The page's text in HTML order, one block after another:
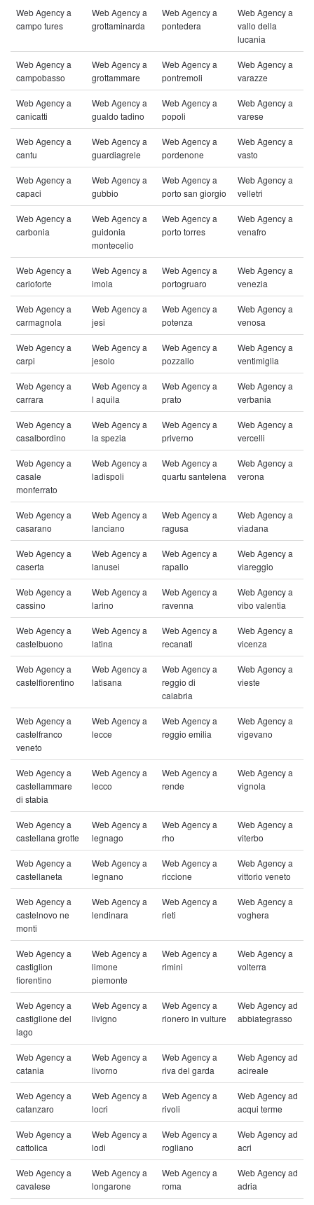
Web Agency a
campo tures
Web Agency a
grottaminarda
Web Agency a
pontedera
Web Agency a
vallo della
lucania
Web Agency a
campobasso
Web Agency a
grottammare
Web Agency a
pontremoli
Web Agency a
varazze
Web Agency a
canicatti
Web Agency a
gualdo tadino
Web Agency a
popoli
Web Agency a
varese
Web Agency a
cantu
Web Agency a
guardiagrele
Web Agency a
pordenone
Web Agency a
vasto
Web Agency a
capaci
Web Agency a
gubbio
Web Agency a
porto san giorgio
Web Agency a
velletri
Web Agency a
carbonia
Web Agency a
guidonia
montecelio
Web Agency a
porto torres
Web Agency a
venafro
Web Agency a
carloforte
Web Agency a
imola
Web Agency a
portogruaro
Web Agency a
venezia
Web Agency a
carmagnola
Web Agency a
jesi
Web Agency a
potenza
Web Agency a
venosa
Web Agency a
carpi
Web Agency a
jesolo
Web Agency a
pozzallo
Web Agency a
ventimiglia
Web Agency a
carrara
Web Agency a
l aquila
Web Agency a
prato
Web Agency a
verbania
Web Agency a
casalbordino
Web Agency a
la spezia
Web Agency a
priverno
Web Agency a
vercelli
Web Agency a
casale
monferrato
Web Agency a
ladispoli
Web Agency a
quartu santelena
Web Agency a
verona
Web Agency a
casarano
Web Agency a
lanciano
Web Agency a
ragusa
Web Agency a
viadana
Web Agency a
caserta
Web Agency a
lanusei
Web Agency a
rapallo
Web Agency a
viareggio
Web Agency a
cassino
Web Agency a
larino
Web Agency a
ravenna
Web Agency a
vibo valentia
Web Agency a
castelbuono
Web Agency a
latina
Web Agency a
recanati
Web Agency a
vicenza
Web Agency a
castelfiorentino
Web Agency a
latisana
Web Agency a
reggio di
calabria
Web Agency a
vieste
Web Agency a
castelfranco
veneto
Web Agency a
lecce
Web Agency a
reggio emilia
Web Agency a
vigevano
Web Agency a
castellammare
di stabia
Web Agency a
lecco
Web Agency a
rende
Web Agency a
vignola
Web Agency a
castellana grotte
Web Agency a
legnago
Web Agency a
rho
Web Agency a
viterbo
Web Agency a
castellaneta
Web Agency a
legnano
Web Agency a
riccione
Web Agency a
vittorio veneto
Web Agency a
castelnovo ne
monti
Web Agency a
lendinara
Web Agency a
rieti
Web Agency a
voghera
Web Agency a
castiglion
fiorentino
Web Agency a
limone
piemonte
Web Agency a
rimini
Web Agency a
volterra
Web Agency a
castiglione del
lago
Web Agency a
livigno
Web Agency a
rionero in vulture
Web Agency ad
abbiategrasso
Web Agency a
catania
Web Agency a
livorno
Web Agency a
riva del garda
Web Agency ad
acireale
Web Agency a
catanzaro
Web Agency a
locri
Web Agency a
rivoli
Web Agency ad
acqui terme
Web Agency a
cattolica
Web Agency a
lodi
Web Agency a
rogliano
Web Agency ad
acri
Web Agency a
cavalese
Web Agency a
longarone
Web Agency a
roma
Web Agency ad
adria